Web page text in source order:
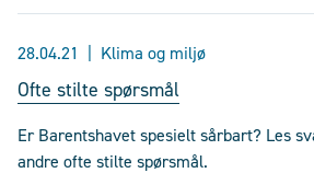
28.04.21 Klima og miljø
Ofte stilte spørsmål
Er Barentshavet spesielt sårbart? Les
andre ofte stilte spørsmål.